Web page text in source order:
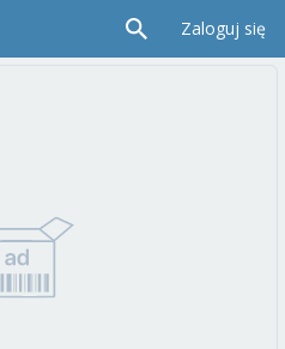
Zaloguj się